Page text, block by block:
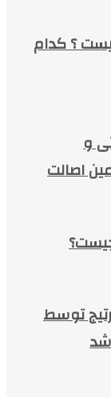
؟ کدام
و
اصالت
توسط
شد